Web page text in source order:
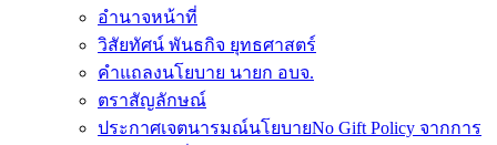
อำนาจหน้าที่
วิสัยทัศน์ พันธกิจ ยุทธศาสตร์
คำแถลงนโยบาย นายก อบจ.
ตราสัญลักษณ์
ประกาศเจตนารมณ์นโยบายNo Gift Policy จากการ